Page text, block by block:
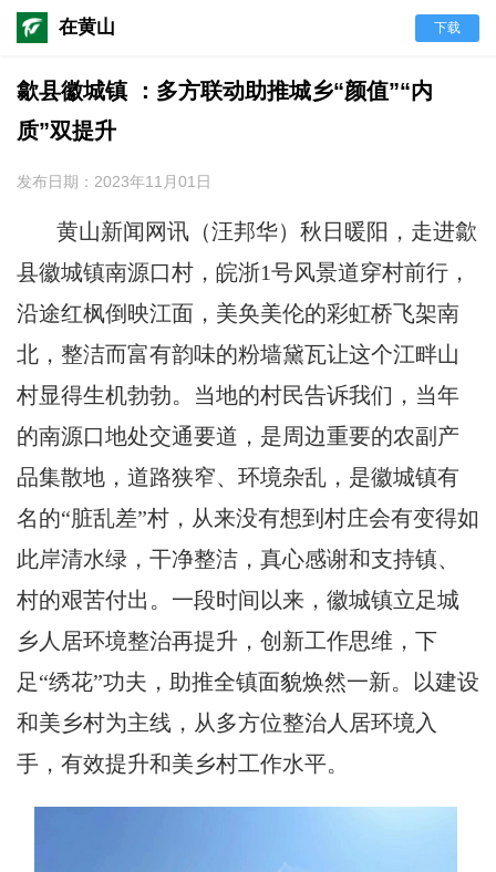
在黄山 下载
歙县徽城镇 ：多方联动助推城乡“颜值”“内
质”双提升
发布日期：2023年11月01日
黄山新闻网讯 （汪邦华） 秋日暖阳，走进歙
县徽城镇南源口村，皖浙1号风景道穿村前行，
沿途红枫倒映江面，美奂美伦的彩虹桥飞架南
北，整洁而富有韵味的粉墙黛瓦让这个江畔山
村显得生机勃勃。当地的村民告诉我们，当年
的南源口地处交通要道，是周边重要的农副产
品集散地，道路狭窄、环境杂乱，是徽城镇有
名的“脏乱差”村，从来没有想到村庄会有变得如
此岸清水绿，干净整洁，真心感谢和支持镇、
村的艰苦付出。一段时间以来，徽城镇立足城
乡人居环境整治再提升，创新工作思维，下
足“绣花”功夫，助推全镇面貌焕然一新。以建设
和美乡村为主线，从多方位整治人居环境入
手，有效提升和美乡村工作水平。